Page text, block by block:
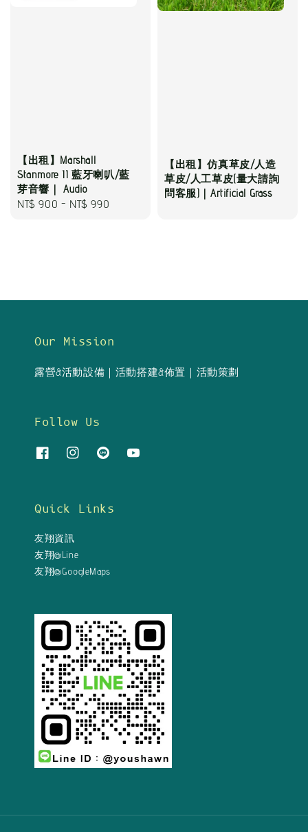
【出租】Marshall
Stanmore II 藍牙喇叭/藍
芽音響｜ Audio
Regular
NT$ 900 - NT$ 990
【出租】仿真草皮/人造
草皮/人工草皮(量大請詢
問客服)｜Artificial Grass
Our Mission
露營&活動設備｜活動搭建&佈置｜活動策劃
Follow Us
Quick Links
友翔資訊
友翔@Line
友翔@GoogleMaps